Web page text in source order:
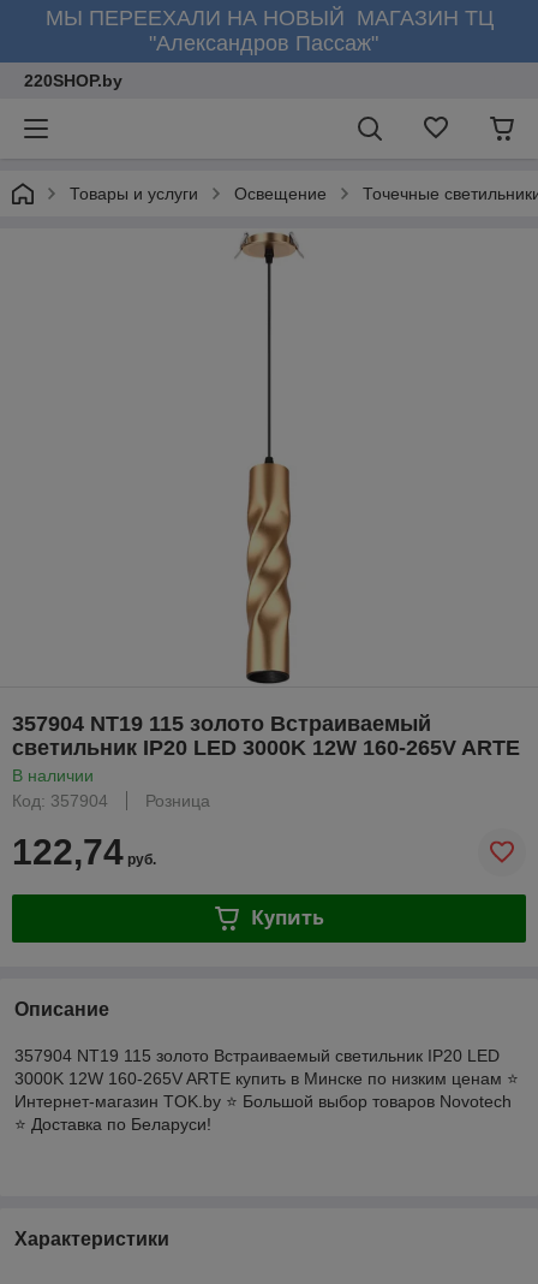
МЫ ПЕРЕЕХАЛИ НА НОВЫЙ МАГАЗИН ТЦ
"Александров Пассаж"
220SHOP.by
Товары и услуги Освещение Точечные
357904 NT19 115 золото Встраиваемый
светильник IP20 LED 3000K 12W 160-265V ARTE
В наличии
Код: 357904
Розница
122,74 руб.
Купить
Описание
357904 NT19 115 золото Встраиваемый светильник IP20 LED
3000K 12W 160-265V ARTE купить в Минске по низким ценам ⭐️
Интернет-магазин TOK.by ⭐️ Большой выбор товаров Novotech
⭐️ Доставка по Беларуси!
Характеристики